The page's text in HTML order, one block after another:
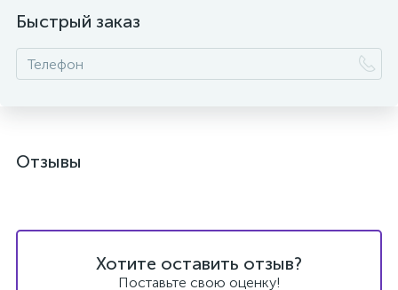
Быстрый заказ
Отзывы
Хотите оставить отзыв?
Поставьте свою оценку!